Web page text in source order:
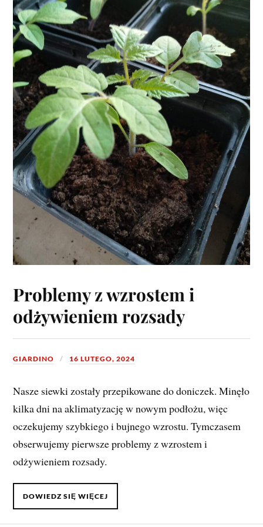
Problemy z wzrostem i
odżywieniem rozsady
GIARDINO 16 LUTEGO, 2024
Nasze siewki zostały przepikowane do doniczek. Minęło
kilka dni na aklimatyzację w nowym podłożu, więc
oczekujemy szybkiego i bujnego wzrostu. Tymczasem
obserwujemy pierwsze problemy z wzrostem i
odżywieniem rozsady.
DOWIEDZ SIĘ WIĘCEJ